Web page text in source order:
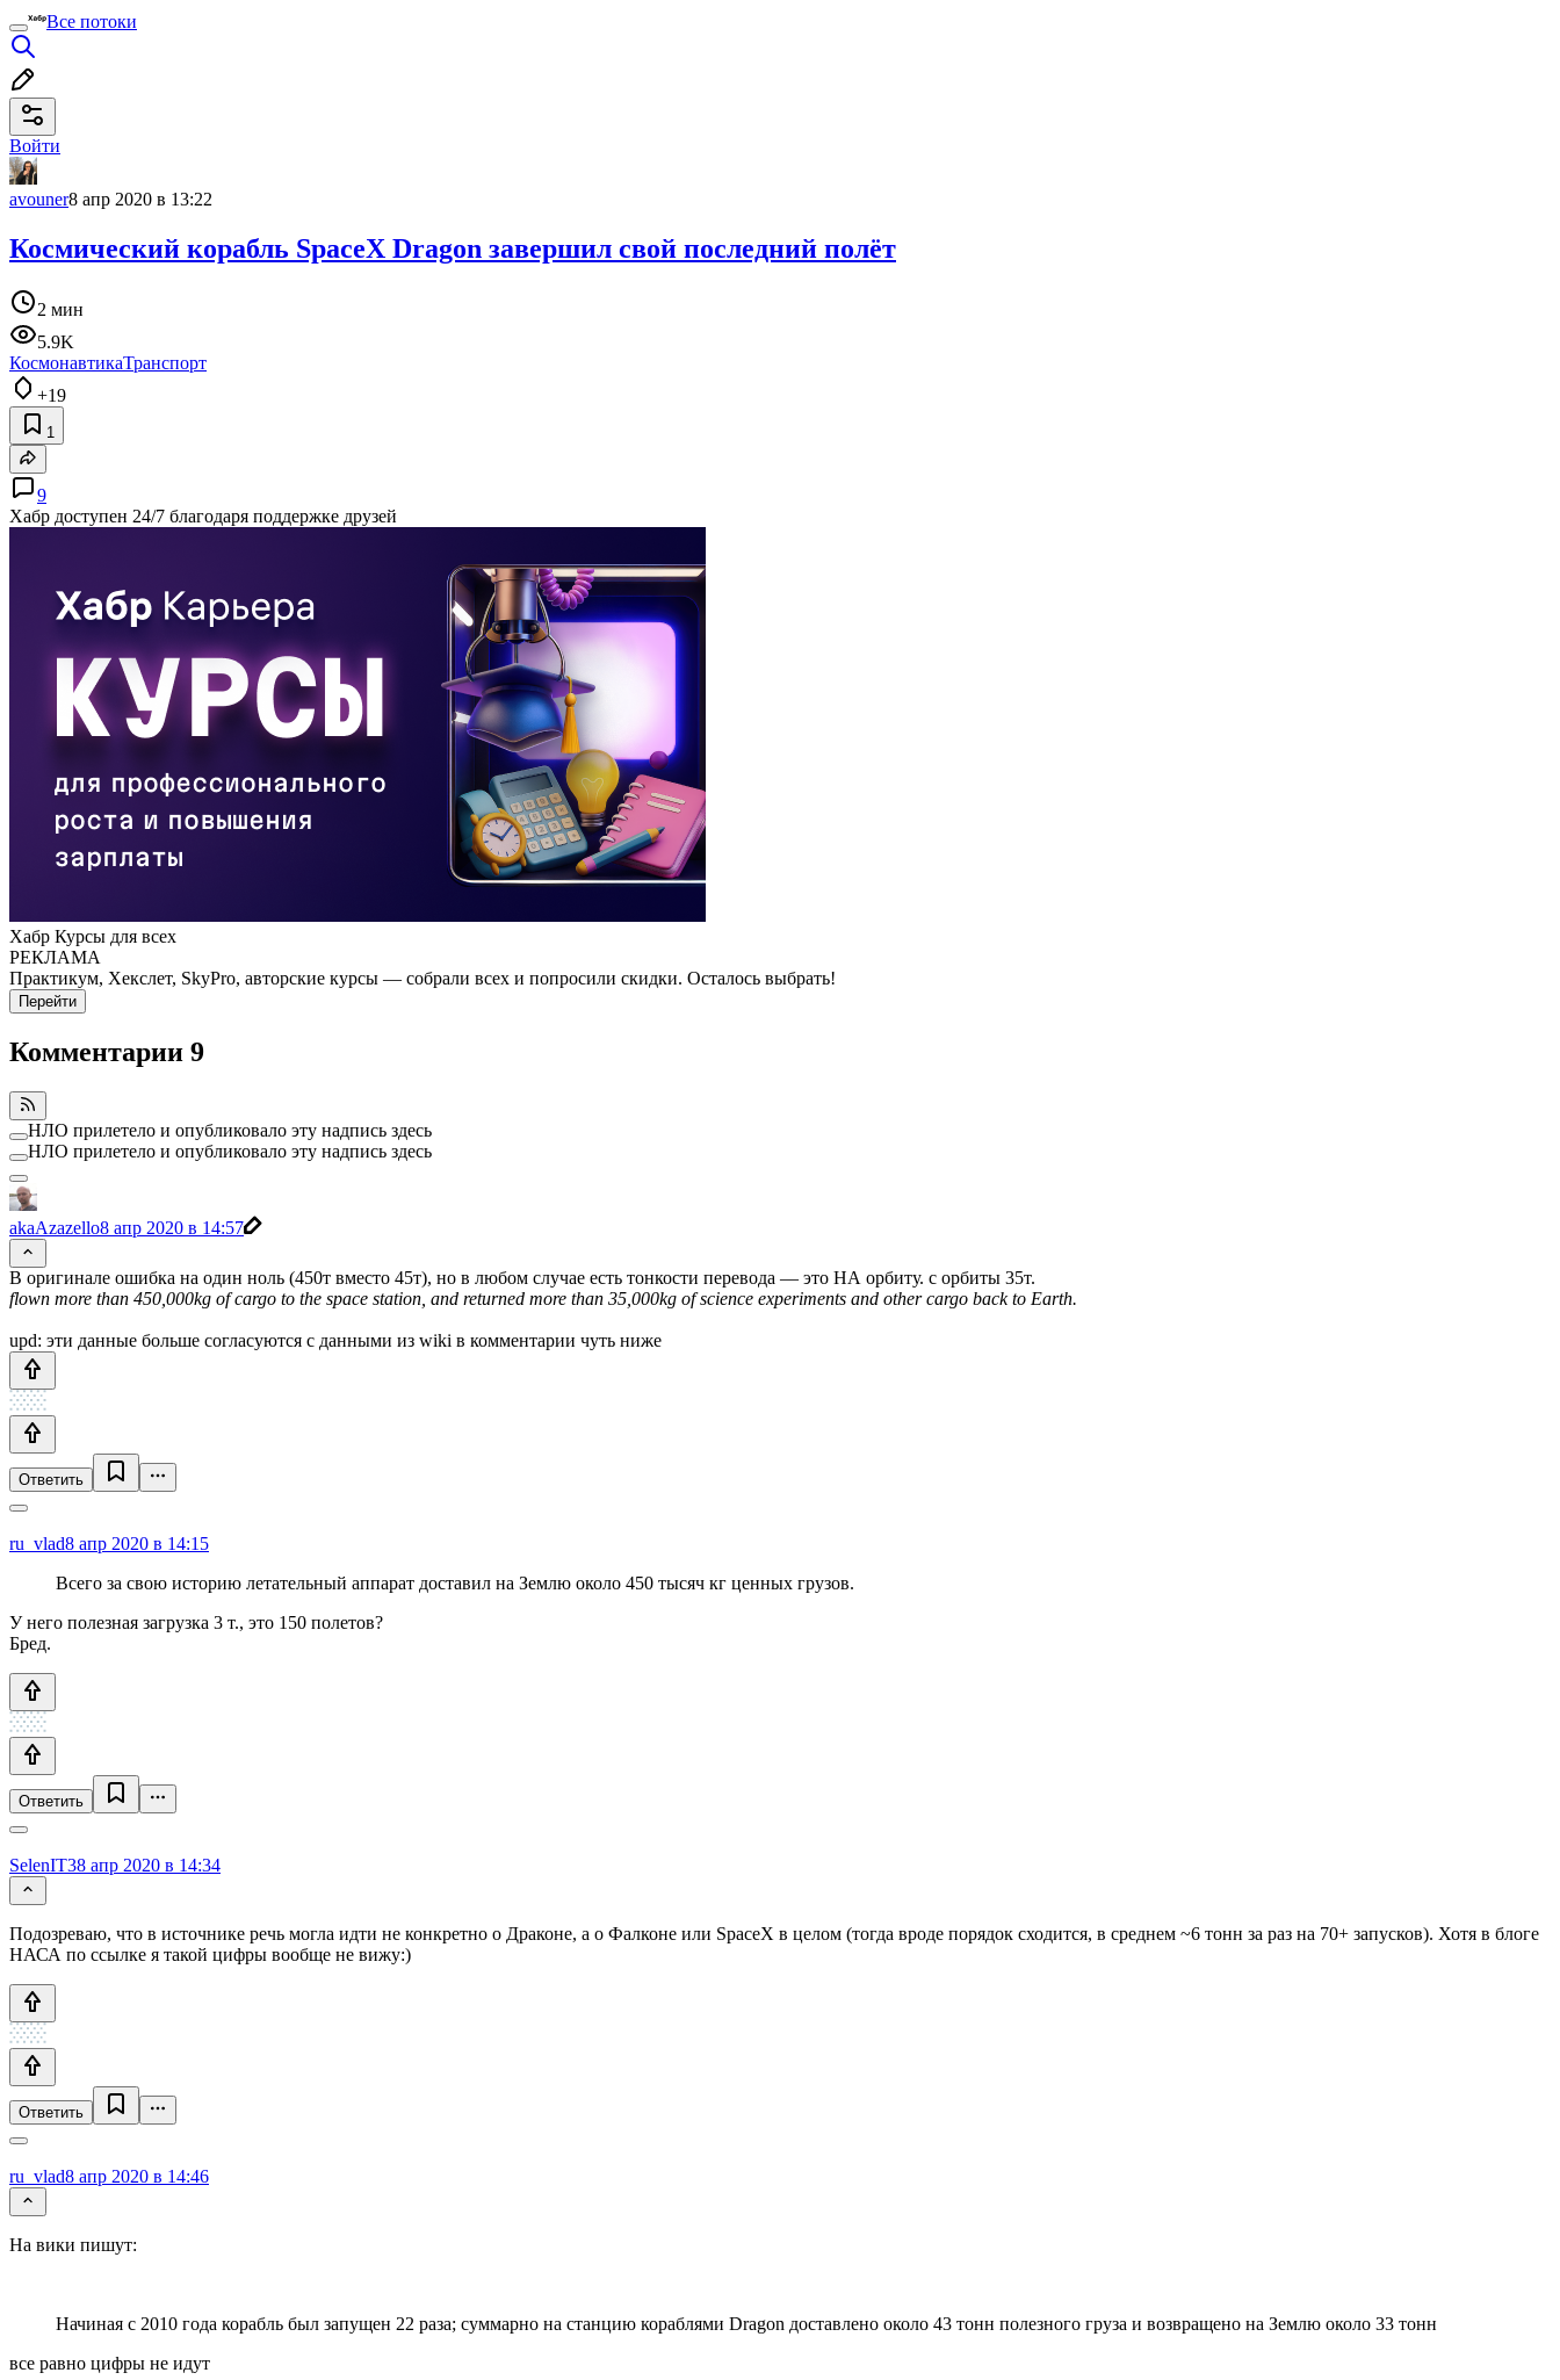
Все потоки
Войти
avouner8 апр 2020 в 13:22
Космический корабль SpaceX Dragon завершил свой последний полёт
2 мин
5.9K
КосмонавтикаТранспорт
+19
1
9
Хабр доступен 24/7 благодаря поддержке друзей
Хабр Курсы для всех
РЕКЛАМА
Практикум, Хекслет, SkyPro, авторские курсы — собрали всех и попросили скидки. Осталось выбрать!
Перейти
Комментарии 9
НЛО прилетело и опубликовало эту надпись здесь
НЛО прилетело и опубликовало эту надпись здесь
akaAzazello8 апр 2020 в 14:57
В оригинале ошибка на один ноль (450т вместо 45т), но в любом случае есть тонкости перевода — это НА орбиту. с орбиты 35т.
flown more than 450,000kg of cargo to the space station, and returned more than 35,000kg of science experiments and other cargo back to Earth.
upd: эти данные больше согласуются с данными из wiki в комментарии чуть ниже
Ответить
ru_vlad8 апр 2020 в 14:15
Всего за свою историю летательный аппарат доставил на Землю около 450 тысяч кг ценных грузов.
У него полезная загрузка 3 т., это 150 полетов?
Бред.
Ответить
SelenIT38 апр 2020 в 14:34
Подозреваю, что в источнике речь могла идти не конкретно о Драконе, а о Фалконе или SpaceX в целом (тогда вроде порядок сходится, в среднем ~6 тонн за раз на 70+ запусков). Хотя в блоге
НАСА по ссылке я такой цифры вообще не вижу:)
Ответить
ru_vlad8 апр 2020 в 14:46
На вики пишут:
Начиная с 2010 года корабль был запущен 22 раза; cуммарно на станцию кораблями Dragon доставлено около 43 тонн полезного груза и возвращено на Землю около 33 тонн
все равно цифры не идут